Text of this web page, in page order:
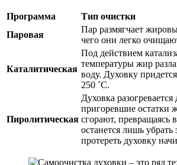
Программа
Тип очистки
Паровая
Пар размягчает
чего они легко
Каталитическая
Под действием
температуры жир
воду. Духовку
250 ˚С.
Пиролитическая
Духовка
пригоревшие остатки
сгорают, превращаясь
останется лишь убрать
протереть духовку